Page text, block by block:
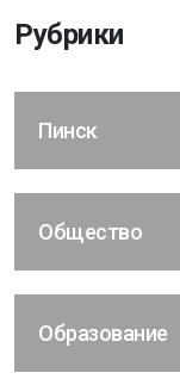
Рубрики
Пинск
Общество
Образование